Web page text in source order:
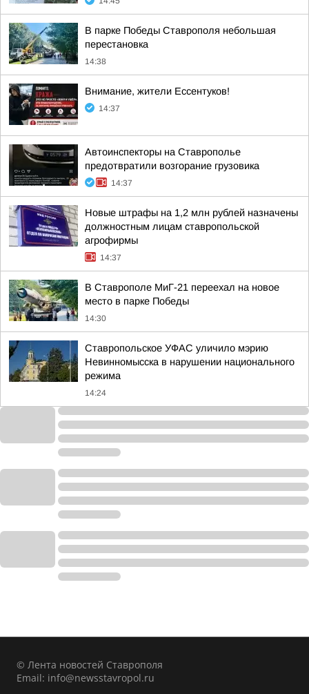
В парке Победы Ставрополя небольшая
перестановка
14:38
Внимание, жители Ессентуков!
14:37
Автоинспекторы на Ставрополье
предотвратили возгорание грузовика
14:37
Новые штрафы на 1,2 млн рублей назначены
должностным лицам ставропольской
агрофирмы
14:37
В Ставрополе МиГ-21 переехал на новое
место в парке Победы
14:30
Ставропольское УФАС уличило мэрию
Невинномысска в нарушении национального
режима
14:24
© Лента новостей Ставрополя
Email: info@newsstavropol.ru